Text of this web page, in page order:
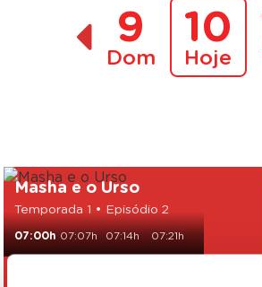
9
Dom
10
Hoje
Masha e o Urso
Temporada 1 • Episódio 2
07:00h 07:07h 07:14h 07:21h